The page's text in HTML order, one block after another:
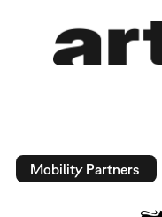
Mobility Partners